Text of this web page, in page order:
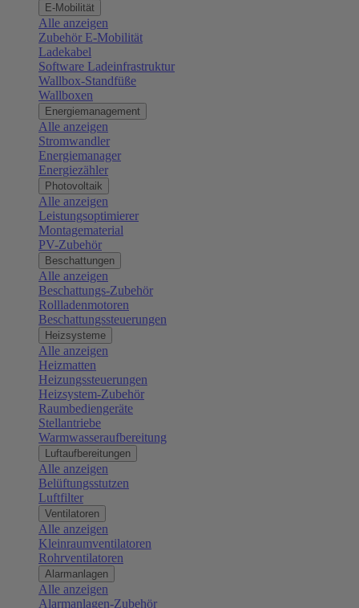
E-Mobilität
Alle anzeigen
Zubehör E-Mobilität
Ladekabel
Software Ladeinfrastruktur
Wallbox-Standfüße
Wallboxen
Energiemanagement
Alle anzeigen
Stromwandler
Energiemanager
Energiezähler
Photovoltaik
Alle anzeigen
Leistungsoptimierer
Montagematerial
PV-Zubehör
Beschattungen
Alle anzeigen
Beschattungs-Zubehör
Rollladenmotoren
Beschattungssteuerungen
Heizsysteme
Alle anzeigen
Heizmatten
Heizungssteuerungen
Heizsystem-Zubehör
Raumbediengeräte
Stellantriebe
Warmwasseraufbereitung
Luftaufbereitungen
Alle anzeigen
Belüftungsstutzen
Luftfilter
Ventilatoren
Alle anzeigen
Kleinraumventilatoren
Rohrventilatoren
Alarmanlagen
Alle anzeigen
Alarmanlagen-Zubehör